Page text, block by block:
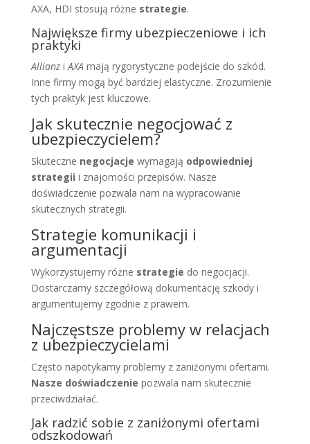
AXA, HDI stosują różne strategie.
Największe firmy ubezpieczeniowe i ich
praktyki
Allianzi AXA mają rygorystyczne podejście do szkód.
Inne firmy mogą być bardziej elastyczne. Zrozumienie
tych praktyk jest kluczowe.
Jak skutecznie negocjować z
ubezpieczycielem?
Skuteczne negocjacje wymagają odpowiedniej
strategii i znajomości przepisów. Nasze
doświadczenie pozwala nam na wypracowanie
skutecznych strategii.
Strategie komunikacji i
argumentacji
Wykorzystujemy różne strategie do negocjacji.
Dostarczamy szczegółową dokumentację szkody i
argumentujemy zgodnie z prawem.
Najczęstsze problemy w relacjach
z ubezpieczycielami
Często napotykamy problemy z zaniżonymi ofertami.
Nasze doświadczenie pozwala nam skutecznie
przeciwdziałać.
Jak radzić sobie z zaniżonymi ofertami
odszkodowań